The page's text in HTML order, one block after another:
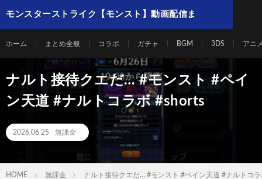
モンスターストライク【モンスト】動画配信ま
ホーム まとめ全般 コラボ ガチャ BGM 3DS アニ
ナルト接待クエだ… #モンスト #ペイ
ン天道 #ナルトコラボ #shorts
2026.06.25 無課金
HOME 無課金 ナルト接待クエだ… #モンスト #ペイン天道 #ナルトコラ